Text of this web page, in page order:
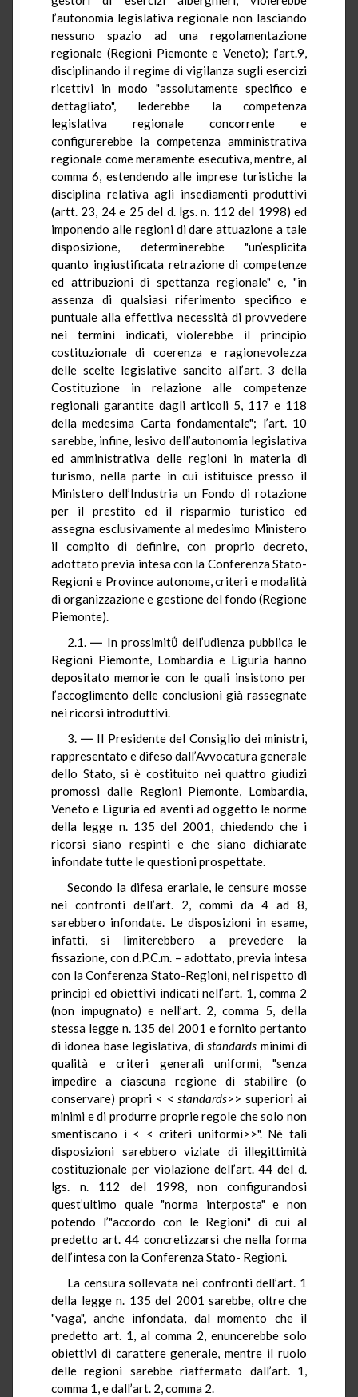
l’autonomia legislativa regionale non lasciando
nessuno spazio ad una regolamentazione
regionale (Regioni Piemonte e Veneto); l’art.9,
disciplinando il regime di vigilanza sugli esercizi
ricettivi in modo "assolutamente specifico e
dettagliato", lederebbe la competenza
legislativa regionale concorrente e
configurerebbe la competenza amministrativa
regionale come meramente esecutiva, mentre, al
comma 6, estendendo alle imprese turistiche la
disciplina relativa agli insediamenti produttivi
(artt. 23, 24 e 25 del d. lgs. n. 112 del 1998) ed
imponendo alle regioni di dare attuazione a tale
disposizione, determinerebbe "un’esplicita
quanto ingiustificata retrazione di competenze
ed attribuzioni di spettanza regionale" e, "in
assenza di qualsiasi riferimento specifico e
puntuale alla effettiva necessità di provvedere
nei termini indicati, violerebbe il principio
costituzionale di coerenza e ragionevolezza
delle scelte legislative sancito all’art. 3 della
Costituzione in relazione alle competenze
regionali garantite dagli articoli 5, 117 e 118
della medesima Carta fondamentale"; l’art. 10
sarebbe, infine, lesivo dell’autonomia legislativa
ed amministrativa delle regioni in materia di
turismo, nella parte in cui istituisce presso il
Ministero dell’Industria un Fondo di rotazione
per il prestito ed il risparmio turistico ed
assegna esclusivamente al medesimo Ministero
il compito di definire, con proprio decreto,
adottato previa intesa con la Conferenza Stato-
Regioni e Province autonome, criteri e modalità
di organizzazione e gestione del fondo (Regione
Piemonte).
2.1. ― In prossimitΰ dell’udienza pubblica le
Regioni Piemonte, Lombardia e Liguria hanno
depositato memorie con le quali insistono per
l’accoglimento delle conclusioni già rassegnate
nei ricorsi introduttivi.
3. ― Il Presidente del Consiglio dei ministri,
rappresentato e difeso dall’Avvocatura generale
dello Stato, si è costituito nei quattro giudizi
promossi dalle Regioni Piemonte, Lombardia,
Veneto e Liguria ed aventi ad oggetto le norme
della legge n. 135 del 2001, chiedendo che i
ricorsi siano respinti e che siano dichiarate
infondate tutte le questioni prospettate.
Secondo la difesa erariale, le censure mosse
nei confronti dell’art. 2, commi da 4 ad 8,
sarebbero infondate. Le disposizioni in esame,
infatti, si limiterebbero a prevedere la
fissazione, con d.P.C.m. – adottato, previa intesa
con la Conferenza Stato-Regioni, nel rispetto di
principi ed obiettivi indicati nell’art. 1, comma 2
(non impugnato) e nell’art. 2, comma 5, della
stessa legge n. 135 del 2001 e fornito pertanto
di idonea base legislativa, distandards minimi di
qualità e criteri generali uniformi, "senza
impedire a ciascuna regione di stabilire (o
conservare) propri < <standards>> superiori ai
minimi e di produrre proprie regole che solo non
smentiscano i < < criteri uniformi>>". Né tali
disposizioni sarebbero viziate di illegittimità
costituzionale per violazione dell’art. 44 del d.
lgs. n. 112 del 1998, non configurandosi
quest’ultimo quale "norma interposta" e non
potendo l’"accordo con le Regioni" di cui al
predetto art. 44 concretizzarsi che nella forma
dell’intesa con la Conferenza Stato- Regioni.
La censura sollevata nei confronti dell’art. 1
della legge n. 135 del 2001 sarebbe, oltre che
"vaga", anche infondata, dal momento che il
predetto art. 1, al comma 2, enuncerebbe solo
obiettivi di carattere generale, mentre il ruolo
delle regioni sarebbe riaffermato dall’art. 1,
comma 1, e dall’art. 2, comma 2.